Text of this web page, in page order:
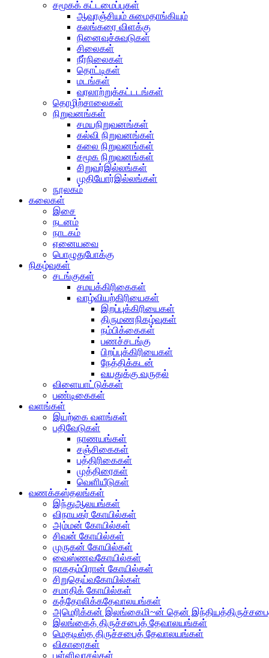
சமூகக் கட்டமைப்புகள்
ஆவுரஞ்சியும் சுமைதாங்கியும்
கலங்கரை விளக்கு
நினைவுச்சுவடுகள்
சிலைகள்
நீர்நிலைகள்
தொட்டிகள்
மடங்கள்
வரலாற்றுக்கட்டடங்கள்
தொழிற்சாலைகள்
நிறுவனங்கள்
சமயநிறுவனங்கள்
கல்வி நிறுவனங்கள்
கலை நிறுவனங்கள்
சமூக நிறுவனங்கள்
சிறுவர்இல்லங்கள்
முதியோர்இல்லங்கள்
நூலகம்
கலைகள்
இசை
நடனம்
நாடகம்
ஏனையவை
பொழுதுபோக்கு
நிகழ்வுகள்
சடங்குகள்
சமயக்கிரிகைகள்
வாழ்வியற்கிரியைகள்
இறப்புக்கிரியைகள்
திருமணநிகழ்வுகள்
நம்பிக்கைகள்
பணச்சடங்கு
பிறப்புக்கிரியைகள்
நேத்திக்கடன்
வயதுக்கு வருதல்
விளையாட்டுக்கள்
பண்டிகைகள்
வளங்கள்
இயற்கை வளங்கள்
பதிவேடுகள்
நாணயங்கள்
சஞ்சிகைகள்
பத்திரிகைகள்
முத்திரைகள்
வெளியீடுகள்
வணக்கஸ்தலங்கள்
இந்துஆலயங்கள்
விநாயகர் கோயில்கள்
அம்மன் கோயில்கள்
சிவன் கோயில்கள்
முருகன் கோயில்கள்
வைஸ்ணவகோயில்கள்
நாகதம்பிரான் கோயில்கள்
சிறுதெய்வகோயில்கள்
சமாதிக் கோயில்கள்
கத்தோலிக்கதேவாலயங்கள்
அமெரிக்கன் இலங்கைமி~ன் தென்
இலங்கைத் திருச்சபைத் தேவாலயங்கள்
மெதடிஸ்த திருச்சபைத் தேவாலயங்கள்
விகாரைகள்
பள்ளிவாசல்கள்